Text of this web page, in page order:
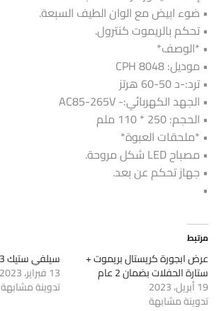
• ضوء ابيض مع الوان الطيف السبعة.
• تحكم بالريموت كنترول.
• *الوصف*
• موديل: CPH 8048
• ترد:-د 50-60 هرتز
• الجهد الكهربائي:- AC85-265V
• الحجم: 250 * 110 ملم
• *ملحقات العبوة*
• مصباح LED شكل مروحة.
• جهاز تحكم عن بعد.
•
مرتبط
عرض ابجورة كريستال بريموت +
ستارة الحفلات بضمان 2 عام
19 أبريل، 2023
تدوينة مشابهة
سيلفي ستيك 3 في 1
13 فبراير، 2023
تدوينة مشابهة